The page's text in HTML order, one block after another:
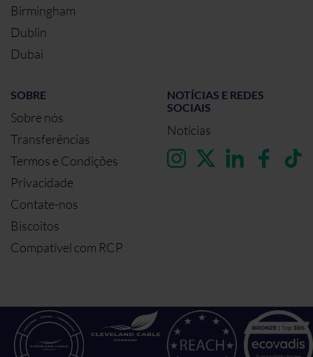
Birmingham
Dublin
Dubai
SOBRE
Sobre nós
Transferências
Termos e Condições
Privacidade
Contate-nos
Biscoitos
Compatível com RCP
NOTÍCIAS E REDES
SOCIAIS
Notícias